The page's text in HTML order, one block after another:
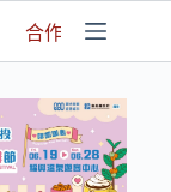
合作媒體